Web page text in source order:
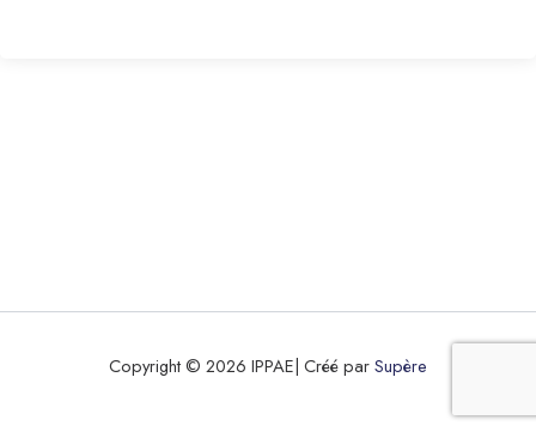
Copyright © 2026 IPPAE| Créé parSupère